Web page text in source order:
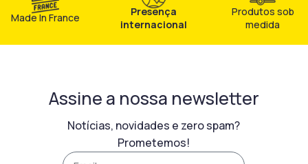
Made In France
Presença
internacional
Produtos sob
medida
Assine a nossa newsletter
Notícias, novidades e zero spam?
Prometemos!